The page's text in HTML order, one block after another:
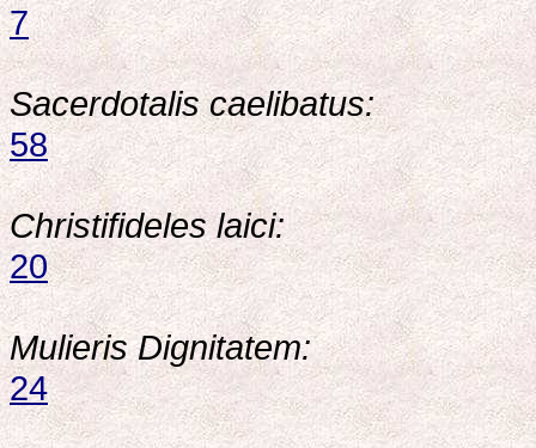
7
Sacerdotalis caelibatus:
58
Christifideles laici:
20
Mulieris Dignitatem:
24